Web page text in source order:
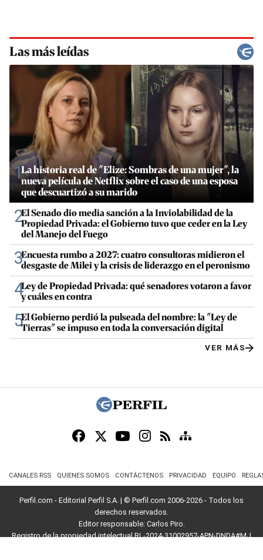
Las más leídas
1La historia real de "Elize: Sombras de una mujer", la
nueva película de Netflix sobre el caso de una esposa
que descuartizó a su marido
2El Senado dio media sanción a la Inviolabilidad de la
Propiedad Privada: el Gobierno tuvo que ceder en la Ley
del Manejo del Fuego
3Encuesta rumbo a 2027: cuatro consultoras midieron el
desgaste de Milei y la crisis de liderazgo en el peronismo
4Ley de Propiedad Privada: qué senadores votaron a favor
y cuáles en contra
5El Gobierno perdió la pulseada del nombre: la "Ley de
Tierras" se impuso en toda la conversación digital
VER MÁS
CANALES RSS QUIENES SOMOS CONTÁCTENOS PRIVACIDAD EQUIPO
Perfil.com - Editorial Perfil S.A. | © Perfil.com 2006-2026 - Todos los
derechos reservados.
Editor responsable: Carlos Piro.
Registro de la propiedad intelectual RL-2024-31002957-APN-DNDA#MJ